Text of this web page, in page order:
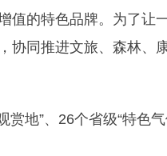
值的特色品牌。为了让
协同推进文旅、森林、
赏地”、26个省级“特色